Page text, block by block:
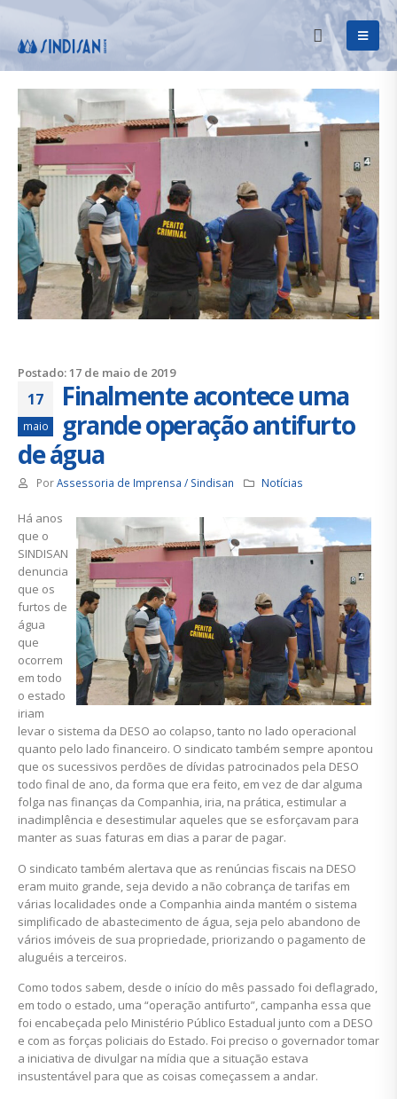
Postado: 17 de maio de 2019
17
maio
Finalmente acontece uma
grande operação antifurto
de água
PorAssessoria de Imprensa / Sindisan Notícias
Há anos
que o
SINDISAN
denuncia
que os
furtos de
água
que
ocorrem
em todo
o estado
iriam
levar o sistema da DESO ao colapso, tanto no lado operacional
quanto pelo lado financeiro. O sindicato também sempre apontou
que os sucessivos perdões de dívidas patrocinados pela DESO
todo final de ano, da forma que era feito, em vez de dar alguma
folga nas finanças da Companhia, iria, na prática, estimular a
inadimplência e desestimular aqueles que se esforçavam para
manter as suas faturas em dias a parar de pagar.
O sindicato também alertava que as renúncias fiscais na DESO
eram muito grande, seja devido a não cobrança de tarifas em
várias localidades onde a Companhia ainda mantém o sistema
simplificado de abastecimento de água, seja pelo abandono de
vários imóveis de sua propriedade, priorizando o pagamento de
aluguéis a terceiros.
Como todos sabem, desde o início do mês passado foi deflagrado,
em todo o estado, uma “operação antifurto”, campanha essa que
foi encabeçada pelo Ministério Público Estadual junto com a DESO
e com as forças policiais do Estado. Foi preciso o governador tomar
a iniciativa de divulgar na mídia que a situação estava
insustentável para que as coisas começassem a andar.